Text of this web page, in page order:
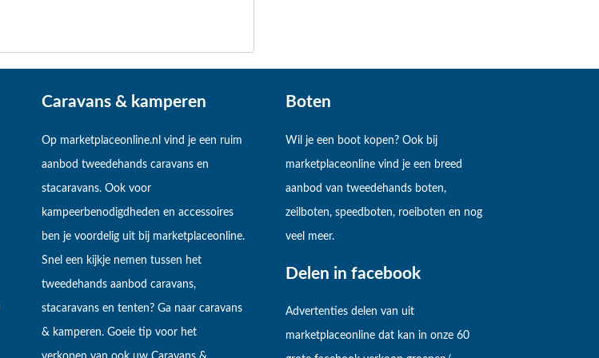
Caravans & kamperen
Op marketplaceonline.nl vind je een ruim
aanbod tweedehands caravans en
stacaravans. Ook voor
kampeerbenodigdheden en accessoires
ben je voordelig uit bij marketplaceonline.
Snel een kijkje nemen tussen het
tweedehands aanbod caravans,
stacaravans en tenten? Ga naar caravans
& kamperen. Goeie tip voor het
Boten
Wil je een boot kopen? Ook bij
marketplaceonline vind je een breed
aanbod van tweedehands boten,
zeilboten, speedboten, roeiboten en nog
veel meer.
Delen in facebook
Advertenties delen van uit
marketplaceonline dat kan in onze 60